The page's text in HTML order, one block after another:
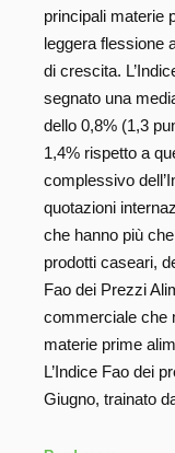
principali materie
leggera flessione
di crescita.
segnato una
dello 0,8% (1,3
1,4% rispetto a
complessivo
quotazioni
che hanno più
prodotti caseari,
Fao dei Prezzi
commerciale che
materie prime
L’Indice Fao dei
Giugno, trainato